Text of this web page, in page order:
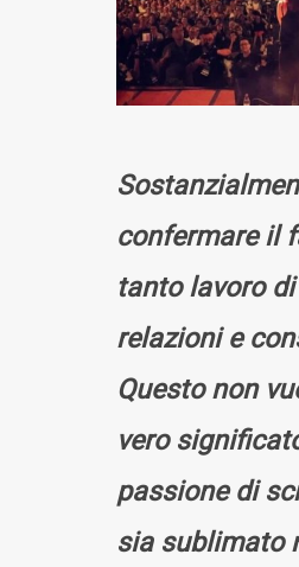
confermare il
tanto lavoro
relazioni e
Questo non
vero
passione di
sia sublimato